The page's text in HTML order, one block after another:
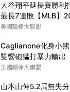
大谷翔平延長賽勝利
最長7連敗【MLB】
美國職棒大聯盟
Caglianone化身小
雙響砲猛打暴力輸出
2026.08.09
美國職棒大聯盟
山本由伸5.2局無失